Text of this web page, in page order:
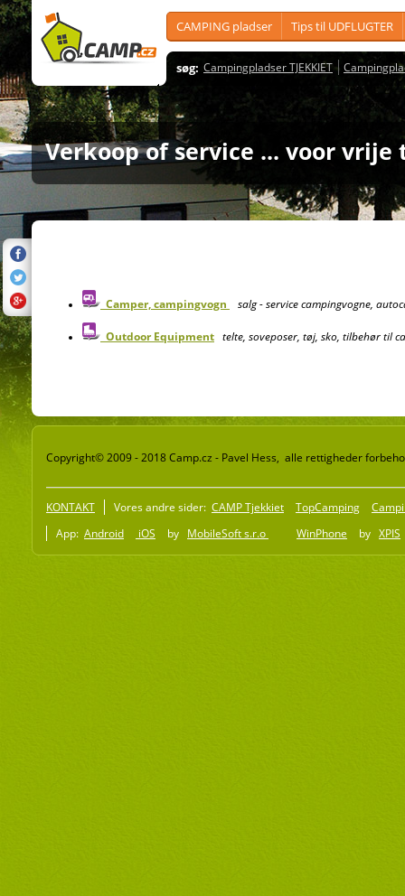
CAMPING pladser Tips til UDFLUGTER
søg: Campingpladser TJEKKIET
Verkoop of service ... voor vrije
Camper, campingvogn salg - service campingvogne,
Outdoor Equipment telte, soveposer, tøj, sko, tilbehør til
Copyright© 2009 - 2018 Camp.cz - Pavel Hess, alle rettigheder
KONTAKT Vores andre sider: CAMP Tjekkiet TopCamping
App: Android iOS by MobileSoft s.r.o WinPhone by XPIS